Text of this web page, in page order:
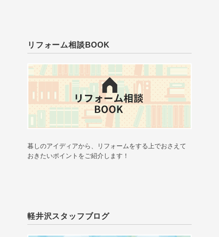
リフォーム相談BOOK
暮しのアイディアから、リフォームをする上でおさえて
おきたいポイントをご紹介します！
軽井沢スタッフブログ